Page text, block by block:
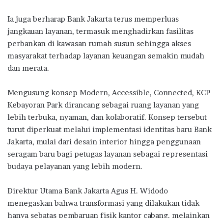
Ia juga berharap Bank Jakarta terus memperluas
jangkauan layanan, termasuk menghadirkan fasilitas
perbankan di kawasan rumah susun sehingga akses
masyarakat terhadap layanan keuangan semakin mudah
dan merata.
Mengusung konsep Modern, Accessible, Connected, KCP
Kebayoran Park dirancang sebagai ruang layanan yang
lebih terbuka, nyaman, dan kolaboratif. Konsep tersebut
turut diperkuat melalui implementasi identitas baru Bank
Jakarta, mulai dari desain interior hingga penggunaan
seragam baru bagi petugas layanan sebagai representasi
budaya pelayanan yang lebih modern.
Direktur Utama Bank JakartaAgus H. Widodo
menegaskan bahwa transformasi yang dilakukan tidak
hanya sebatas pembaruan fisik kantor cabang, melainkan